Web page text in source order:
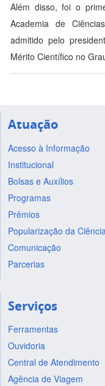
Além disso, foi o
Academia de
admitido pelo
Mérito Científico no
Atuação
Acesso à Informação
Institucional
Bolsas e Auxílios
Programas
Prêmios
Popularização da Ciência
Comunicação
Parcerias
Serviços
Ferramentas
Ouvidoria
Central de Atendimento
Agência de Viagem